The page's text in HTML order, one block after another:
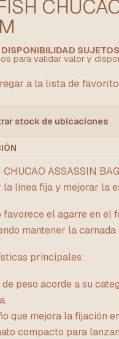
DISPONIBILIDAD
para validar valor y
a la lista de
stock de ubicaciones
CHUCAO ASSASSIN
la línea fija y mejorar la
favorece el agarre en el
mantener la carnada
principales:
de peso acorde a su
que mejora la fijación
compacto para